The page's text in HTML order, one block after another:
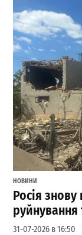
НОВИНИ
Росія
31-07-2026 в 16:50